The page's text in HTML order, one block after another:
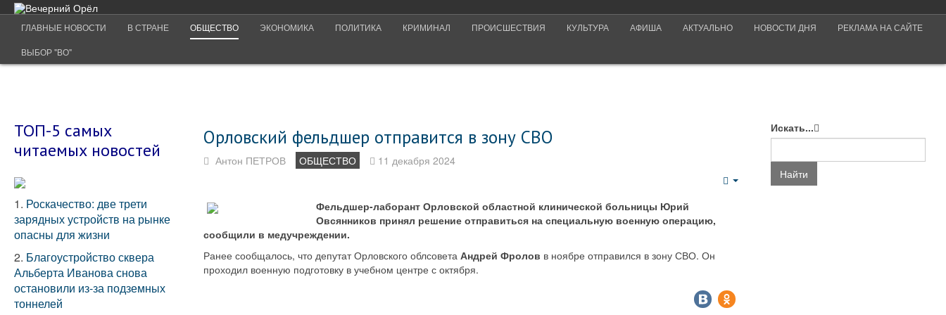
ГЛАВНЫЕ НОВОСТИ В СТРАНЕ ОБЩЕСТВО ЭКОНОМИКА ПОЛИТИКА КРИМИНАЛ ПРОИСШЕСТВИЯ КУЛЬТУРА АФИША АКТУАЛЬНО НОВОСТИ ДНЯ РЕКЛАМА НА САЙТЕ
ВЫБОР "ВО"
Орловский фельдшер отправится в зону СВО
Антон ПЕТРОВ ОБЩЕСТВО 11 декабря 2024
Фельдшер-лаборант Орловской областной клинической больницы Юрий
Овсянников принял решение отправиться на специальную военную операцию,
сообщили в медучреждении.
Ранее сообщалось, что депутат Орловского облсовета Андрей Фролов в ноябре отправился в зону СВО. Он
проходил военную подготовку в учебном центре с октября.
ТОП-5 самых
читаемых новостей
1. Роскачество: две трети
зарядных устройств на рынке
опасны для жизни
2. Благоустройство сквера
Альберта Иванова снова
остановили из-за подземных
тоннелей
Искать...
Найти